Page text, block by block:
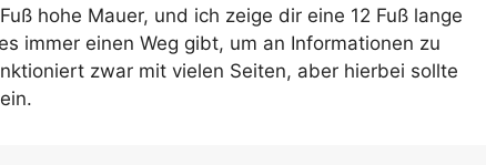
hohe Mauer, und ich zeige dir eine 12 Fuß lange
immer einen Weg gibt, um an Informationen zu
zwar mit vielen Seiten, aber hierbei sollte